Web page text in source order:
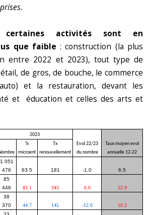
certaines activités sont en
que faible : construction (la plus
entre 2022 et 2023), tout type de
de gros, de bouche, le commerce
et la restauration, devant les
et éducation et celles des arts et
2023
Evol 22/23
du nombre
Taux moyen evol
annuelle 12-22
%
microent
Tx
renouvellement
1 051
476
63.5 181 -1.0
6.5
85
446
83.1 343 6.0 22.9
38
370
44.7 145 -12.0
10.2